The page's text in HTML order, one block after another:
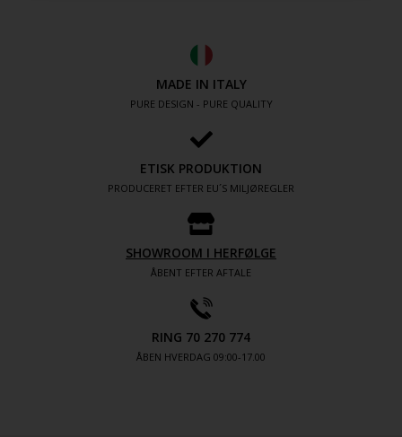
MADE IN ITALY
PURE DESIGN - PURE QUALITY
ETISK PRODUKTION
PRODUCERET EFTER EU´S MILJØREGLER
SHOWROOM I HERFØLGE
ÅBENT EFTER AFTALE
RING 70 270 774
ÅBEN HVERDAG 09:00-17.00